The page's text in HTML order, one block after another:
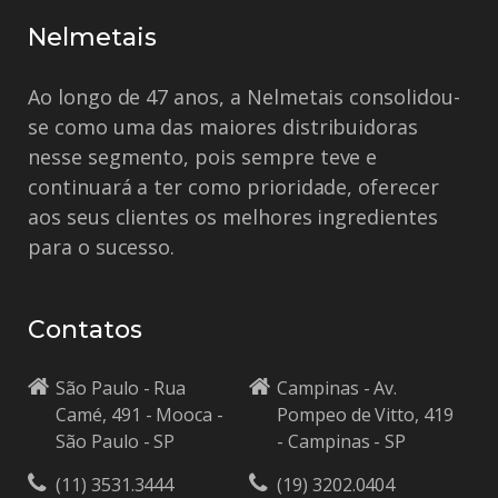
Nelmetais
Ao longo de 47 anos, a Nelmetais consolidou-
se como uma das maiores distribuidoras
nesse segmento, pois sempre teve e
continuará a ter como prioridade, oferecer
aos seus clientes os melhores ingredientes
para o sucesso.
Contatos
São Paulo - Rua
Camé, 491 - Mooca -
São Paulo - SP
(11) 3531.3444
Campinas - Av.
Pompeo de Vitto, 419
- Campinas - SP
(19) 3202.0404